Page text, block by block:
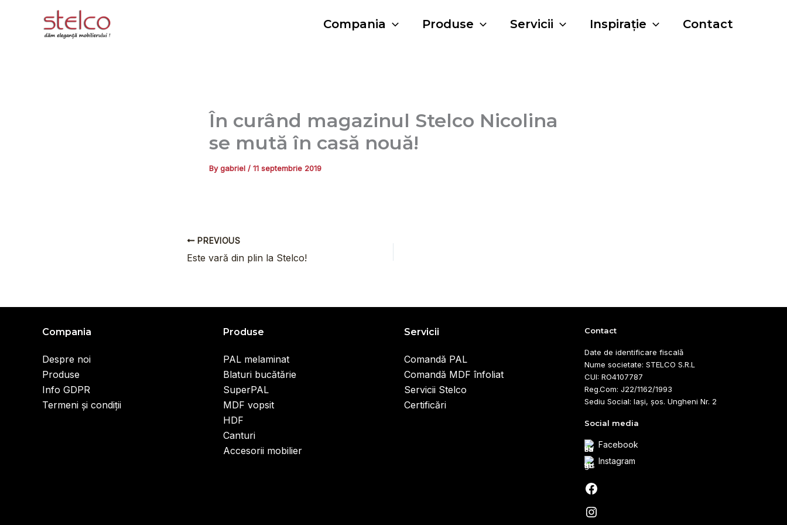
Compania Produse Servicii Inspirație Contact
În curând magazinul Stelco Nicolina
se mută în casă nouă!
Bygabriel / 11 septembrie 2019
PREVIOUS
Este vară din plin la Stelco!
Compania
Despre noi
Produse
Info GDPR
Termeni și condiții
Produse
PAL melaminat
Blaturi bucătărie
SuperPAL
MDF vopsit
HDF
Canturi
Accesorii mobilier
Servicii
Comandă PAL
Comandă MDF înfoliat
Servicii Stelco
Certificări
Contact
Date de identificare fiscală
Nume societate: STELCO S.R.L
CUI: RO4107787
Reg.Com: J22/1162/1993
Sediu Social: Iași, șos. Ungheni Nr. 2
Social media
Facebook
Instagram